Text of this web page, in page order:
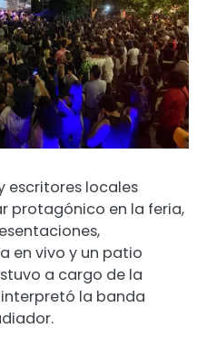
escritores locales
protagónico en la feria,
en vivo y un patio
a cargo de la
la banda